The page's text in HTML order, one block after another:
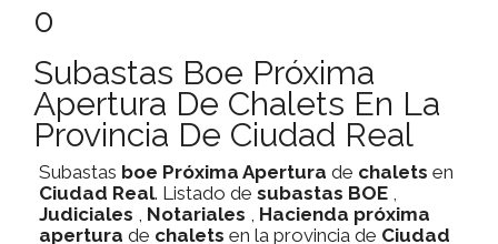
0
Subastas Boe Próxima
Apertura De Chalets En La
Provincia De Ciudad Real
Subastas boe Próxima Apertura de chalets en
Ciudad Real. Listado de subastas BOE ,
Judiciales , Notariales , Hacienda próxima
apertura de chalets en la provincia de Ciudad